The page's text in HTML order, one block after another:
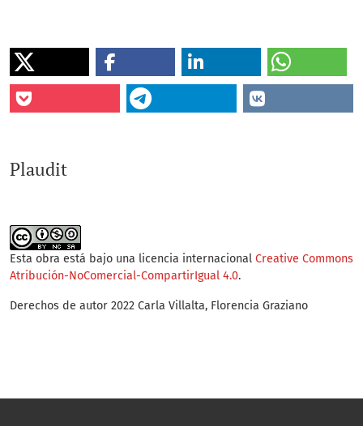
Plaudit
Esta obra está bajo una licencia internacional Creative Commons
Atribución-NoComercial-CompartirIgual 4.0.
Derechos de autor 2022 Carla Villalta, Florencia Graziano